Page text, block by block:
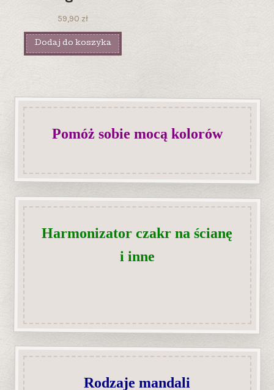
59,90 zł
Dodaj do koszyka
Pomóż sobie mocą kolorów
Harmonizator czakr na ścianę
i inne
Rodzaje mandali